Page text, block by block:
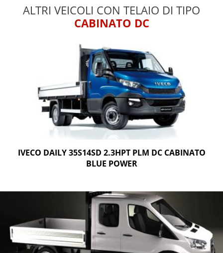
ALTRI VEICOLI CON TELAIO DI TIPO
CABINATO DC
IVECO DAILY 35S14SD 2.3HPT PLM DC CABINATO
BLUE POWER